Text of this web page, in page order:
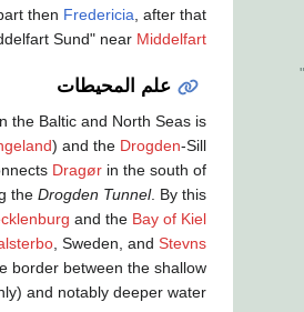
then Fredericia , after that
Sund" near Middelfart
علم المحيطات
the Baltic and North Seas is
) and the Drogden-Sill
Dragør in the south of
the Drogden Tunnel. By this
and the Bay of Kiel
, Sweden, and Stevns
border between the shallow
and notably deeper water.